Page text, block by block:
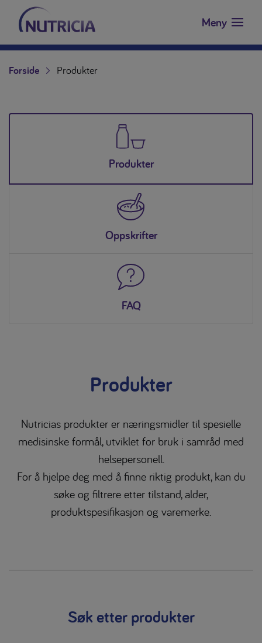
Hopp til innholdet
Nutricia.no Meny
Forside Produkter
Produkter
Oppskrifter
FAQ
Produkter
Nutricias produkter er næringsmidler til spesielle
medisinske formål, utviklet for bruk i samråd med
helsepersonell.
For å hjelpe deg med å finne riktig produkt, kan du
søke og filtrere etter tilstand, alder,
produktspesifikasjon og varemerke.
Søk etter produkter